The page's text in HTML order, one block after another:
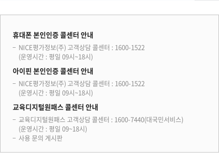
휴대폰 본인인증 콜센터 안내
NICE평가정보(주) 고객상담 콜센터 : 1600-1522
(운영시간 : 평일 09시~18시)
아이핀 본인인증 콜센터 안내
NICE평가정보(주) 고객상담 콜센터 : 1600-1522
(운영시간 : 평일 09시~18시)
교육디지털원패스 콜센터 안내
교육디지털원패스 고객상담 콜센터 : 1600-7440(대국민서비스)
(운영시간 : 평일 09~18시)
사용 문의 게시판